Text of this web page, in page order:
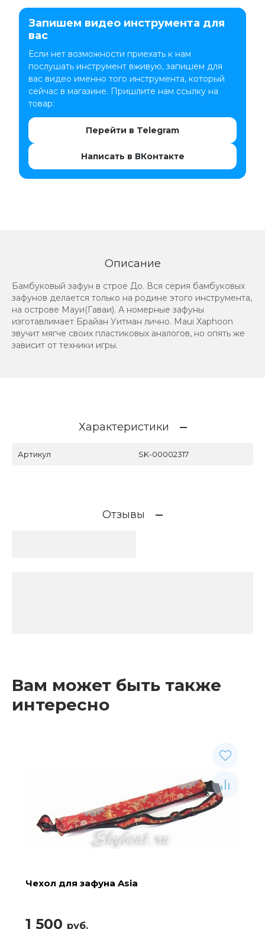
Запишем видео инструмента для
вас
Если нет возможности приехать к нам
послушать инструмент вживую, запишем для
вас видео именно того инструмента, который
сейчас в магазине. Пришлите нам ссылку на
товар:
Перейти в Telegram
Написать в ВКонтакте
Описание
Бамбуковый зафун в строе До. Вся серия бамбуковых
зафунов делается только на родине этого инструмента,
на острове Мауи(Гаваи). А номерные зафуны
изготавлимает Брайан Уитман лично. Maui Xaphoon
звучит мягче своих пластиковых аналогов, но опять же
зависит от техники игры.
Характеристики
Артикул SK-00002317
Отзывы
Вам может быть также
интересно
Чехол для зафуна Asia
1 500 руб.